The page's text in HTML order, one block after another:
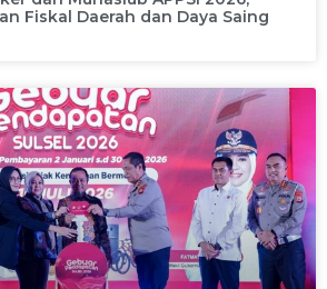
Fiskal Daerah dan Daya Saing